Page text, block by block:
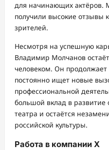
для начинающих актёров.
получили высокие отзывы
зрителей.
Несмотря на успешную
Владимир Молчанов
человеком. Он продолжает
постоянно ищет новые
профессиональной
большой вклад в развитие
театра и остаётся
российской культуры.
Работа в компании X